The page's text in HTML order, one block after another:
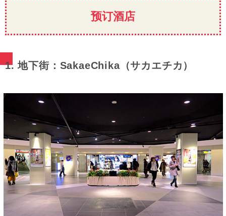
预订酒店
1. 地下街：SakaeChika（サカエチカ）